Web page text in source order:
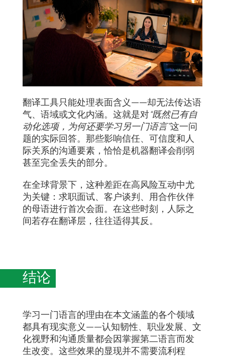
翻译工具只能处理表面含义——却无法传达语
气、语域或文化内涵。这就是对“既然已有自
动化选项，为何还要学习另一门语言”这一问
题的实际回答。那些影响信任、可信度和人
际关系的沟通要素，恰恰是机器翻译会削弱
甚至完全丢失的部分。
在全球背景下，这种差距在高风险互动中尤
为关键：求职面试、客户谈判、用合作伙伴
的母语进行首次会面。在这些时刻，人际之
间若存在翻译层，往往适得其反。
结论
学习一门语言的理由在本文涵盖的各个领域
都具有现实意义——认知韧性、职业发展、文
化视野和沟通质量都会因掌握第二语言而发
生改变。这些效果的显现并不需要流利程